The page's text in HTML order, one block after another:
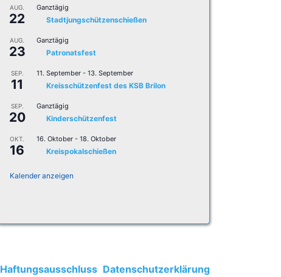
AUG.
22
Ganztägig
Stadtjungschützenschießen
AUG.
23
Ganztägig
Patronatsfest
SEP.
11
11. September - 13. September
Kreisschützenfest des KSB Brilon
SEP.
20
Ganztägig
Kinderschützenfest
OKT.
16
16. Oktober - 18. Oktober
Kreispokalschießen
Kalender anzeigen
Haftungsausschluss Datenschutzerklärung